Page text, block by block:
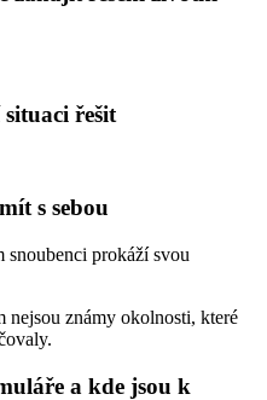
řešit
s sebou
snoubenci prokáží svou
nejsou známy okolnosti, které
a kde jsou k